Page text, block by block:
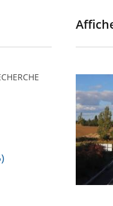
«
A69
:
Conseil